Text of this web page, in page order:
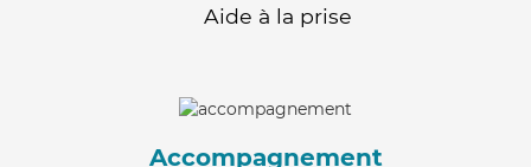
Aide à la prise
Accompagnement